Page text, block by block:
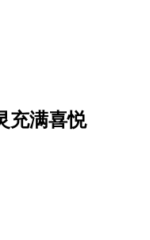
充满喜悦